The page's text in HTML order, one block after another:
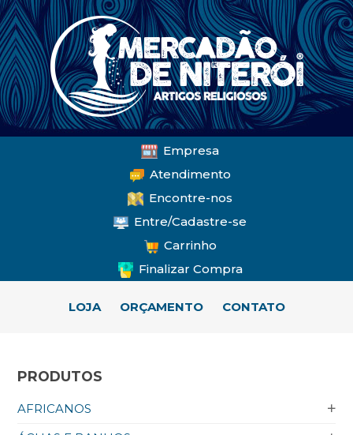
Empresa
Atendimento
Encontre-nos
Entre/Cadastre-se
Carrinho
Finalizar Compra
LOJA ORÇAMENTO CONTATO
PRODUTOS
AFRICANOS